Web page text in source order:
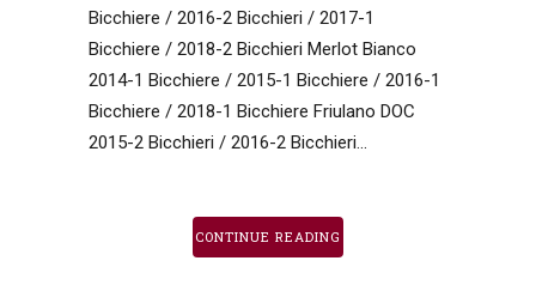
Bicchiere / 2016-2 Bicchieri / 2017-1
Bicchiere / 2018-2 Bicchieri Merlot Bianco
2014-1 Bicchiere / 2015-1 Bicchiere / 2016-1
Bicchiere / 2018-1 Bicchiere Friulano DOC
2015-2 Bicchieri / 2016-2 Bicchieri...
CONTINUE READING